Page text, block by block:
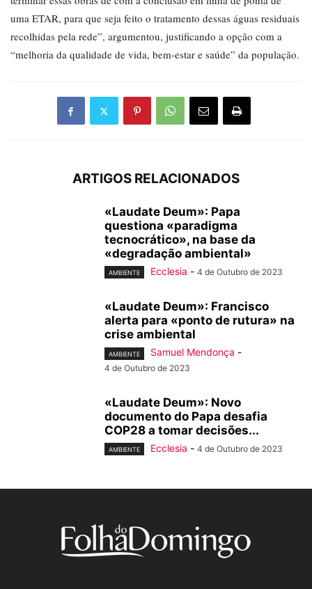
uma ETAR, para que seja feito o tratamento dessas águas residuais
recolhidas pela rede”, argumentou, justificando a opção com a
“melhoria da qualidade de vida, bem-estar e saúde” da população.
ARTIGOS RELACIONADOS
«Laudate Deum»: Papa
questiona «paradigma
tecnocrático», na base da
«degradação ambiental»
AMBIENTE Ecclesia - 4 de Outubro de 2023
«Laudate Deum»: Francisco
alerta para «ponto de rutura» na
crise ambiental
AMBIENTE Samuel Mendonça -
4 de Outubro de 2023
«Laudate Deum»: Novo
documento do Papa desafia
COP28 a tomar decisões...
AMBIENTE Ecclesia - 4 de Outubro de 2023